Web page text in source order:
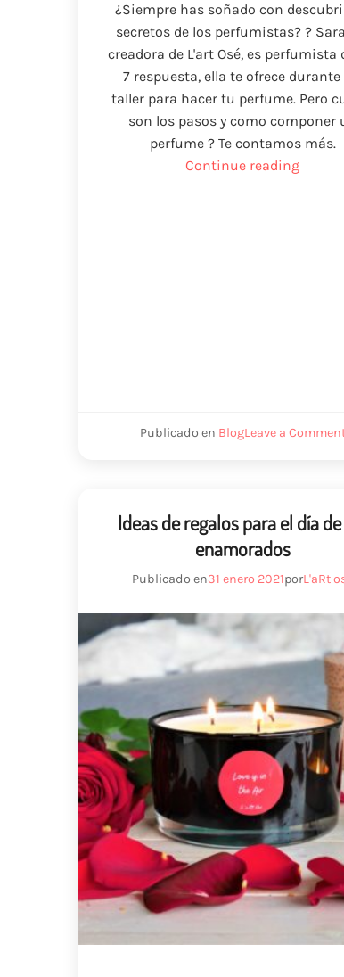
¿Siempre has soñado con
secretos de los perfumistas? ?
creadora de L'art Osé, es perfumista
7 respuesta, ella te ofrece durante
taller para hacer tu perfume. Pero
son los pasos y como componer
perfume ? Te contamos más.
Continue reading“Haz
Publicado en BlogLeave a
Ideas de regalos para el día
enamorados
Publicado en31 enero 2021porL'aRt